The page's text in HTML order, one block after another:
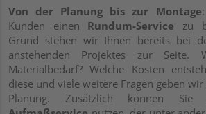
Von der Planung bis zur Montage
Kunden einen Rundum-Service zu
Grund stehen wir Ihnen bereits bei
anstehenden Projektes zur
Materialbedarf? Welche Kosten
diese und viele weitere Fragen geben
Planung. Zusätzlich können Sie